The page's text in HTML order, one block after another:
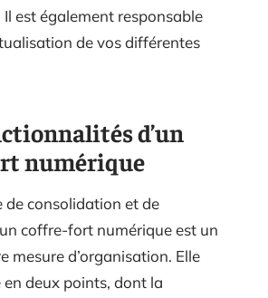
est également responsable
de vos différentes
d’un
numérique
de consolidation et de
coffre-fort numérique est un
mesure d’organisation. Elle
deux points, dont la